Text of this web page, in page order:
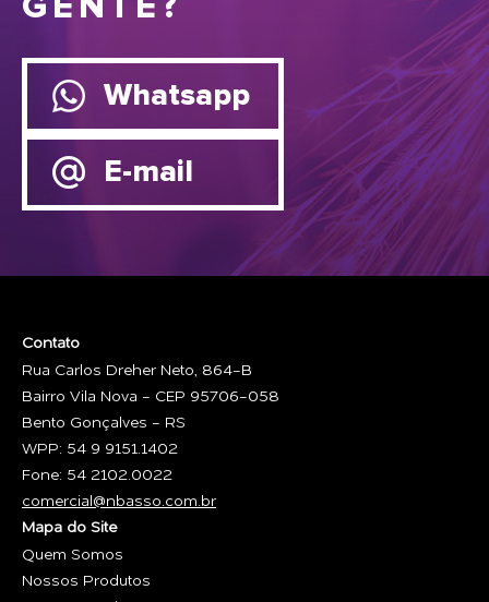
GENTE?
Whatsapp
E-mail
Contato
Rua Carlos Dreher Neto, 864-B
Bairro Vila Nova - CEP 95706-058
Bento Gonçalves - RS
WPP: 54 9 9151.1402
Fone: 54 2102.0022
comercial@nbasso.com.br
Mapa do Site
Quem Somos
Nossos Produtos